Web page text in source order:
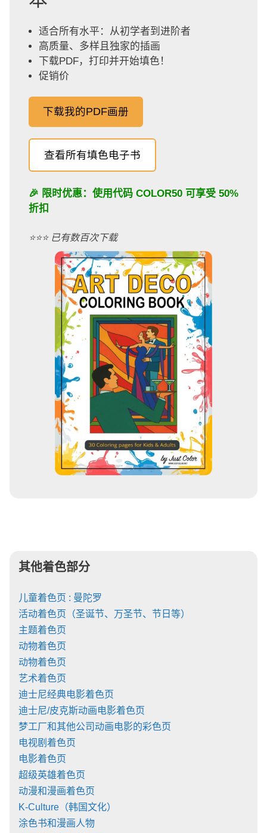
适合所有水平：从初学者到进阶者
高质量、多样且独家的插画
下载PDF，打印并开始填色！
促销价
下载我的PDF画册
查看所有填色电子书
🎉 限时优惠：使用代码 COLOR50 可享受 50%
折扣
⭐️⭐️⭐️ 已有数百次下载
其他着色部分
儿童着色页 : 曼陀罗
活动着色页（圣诞节、万圣节、节日等）
主题着色页
动物着色页
动物着色页
艺术着色页
迪士尼经典电影着色页
迪士尼/皮克斯动画电影着色页
梦工厂和其他公司动画电影的彩色页
电视剧着色页
电影着色页
超级英雄着色页
动漫和漫画着色页
K-Culture（韩国文化）
涂色书和漫画人物